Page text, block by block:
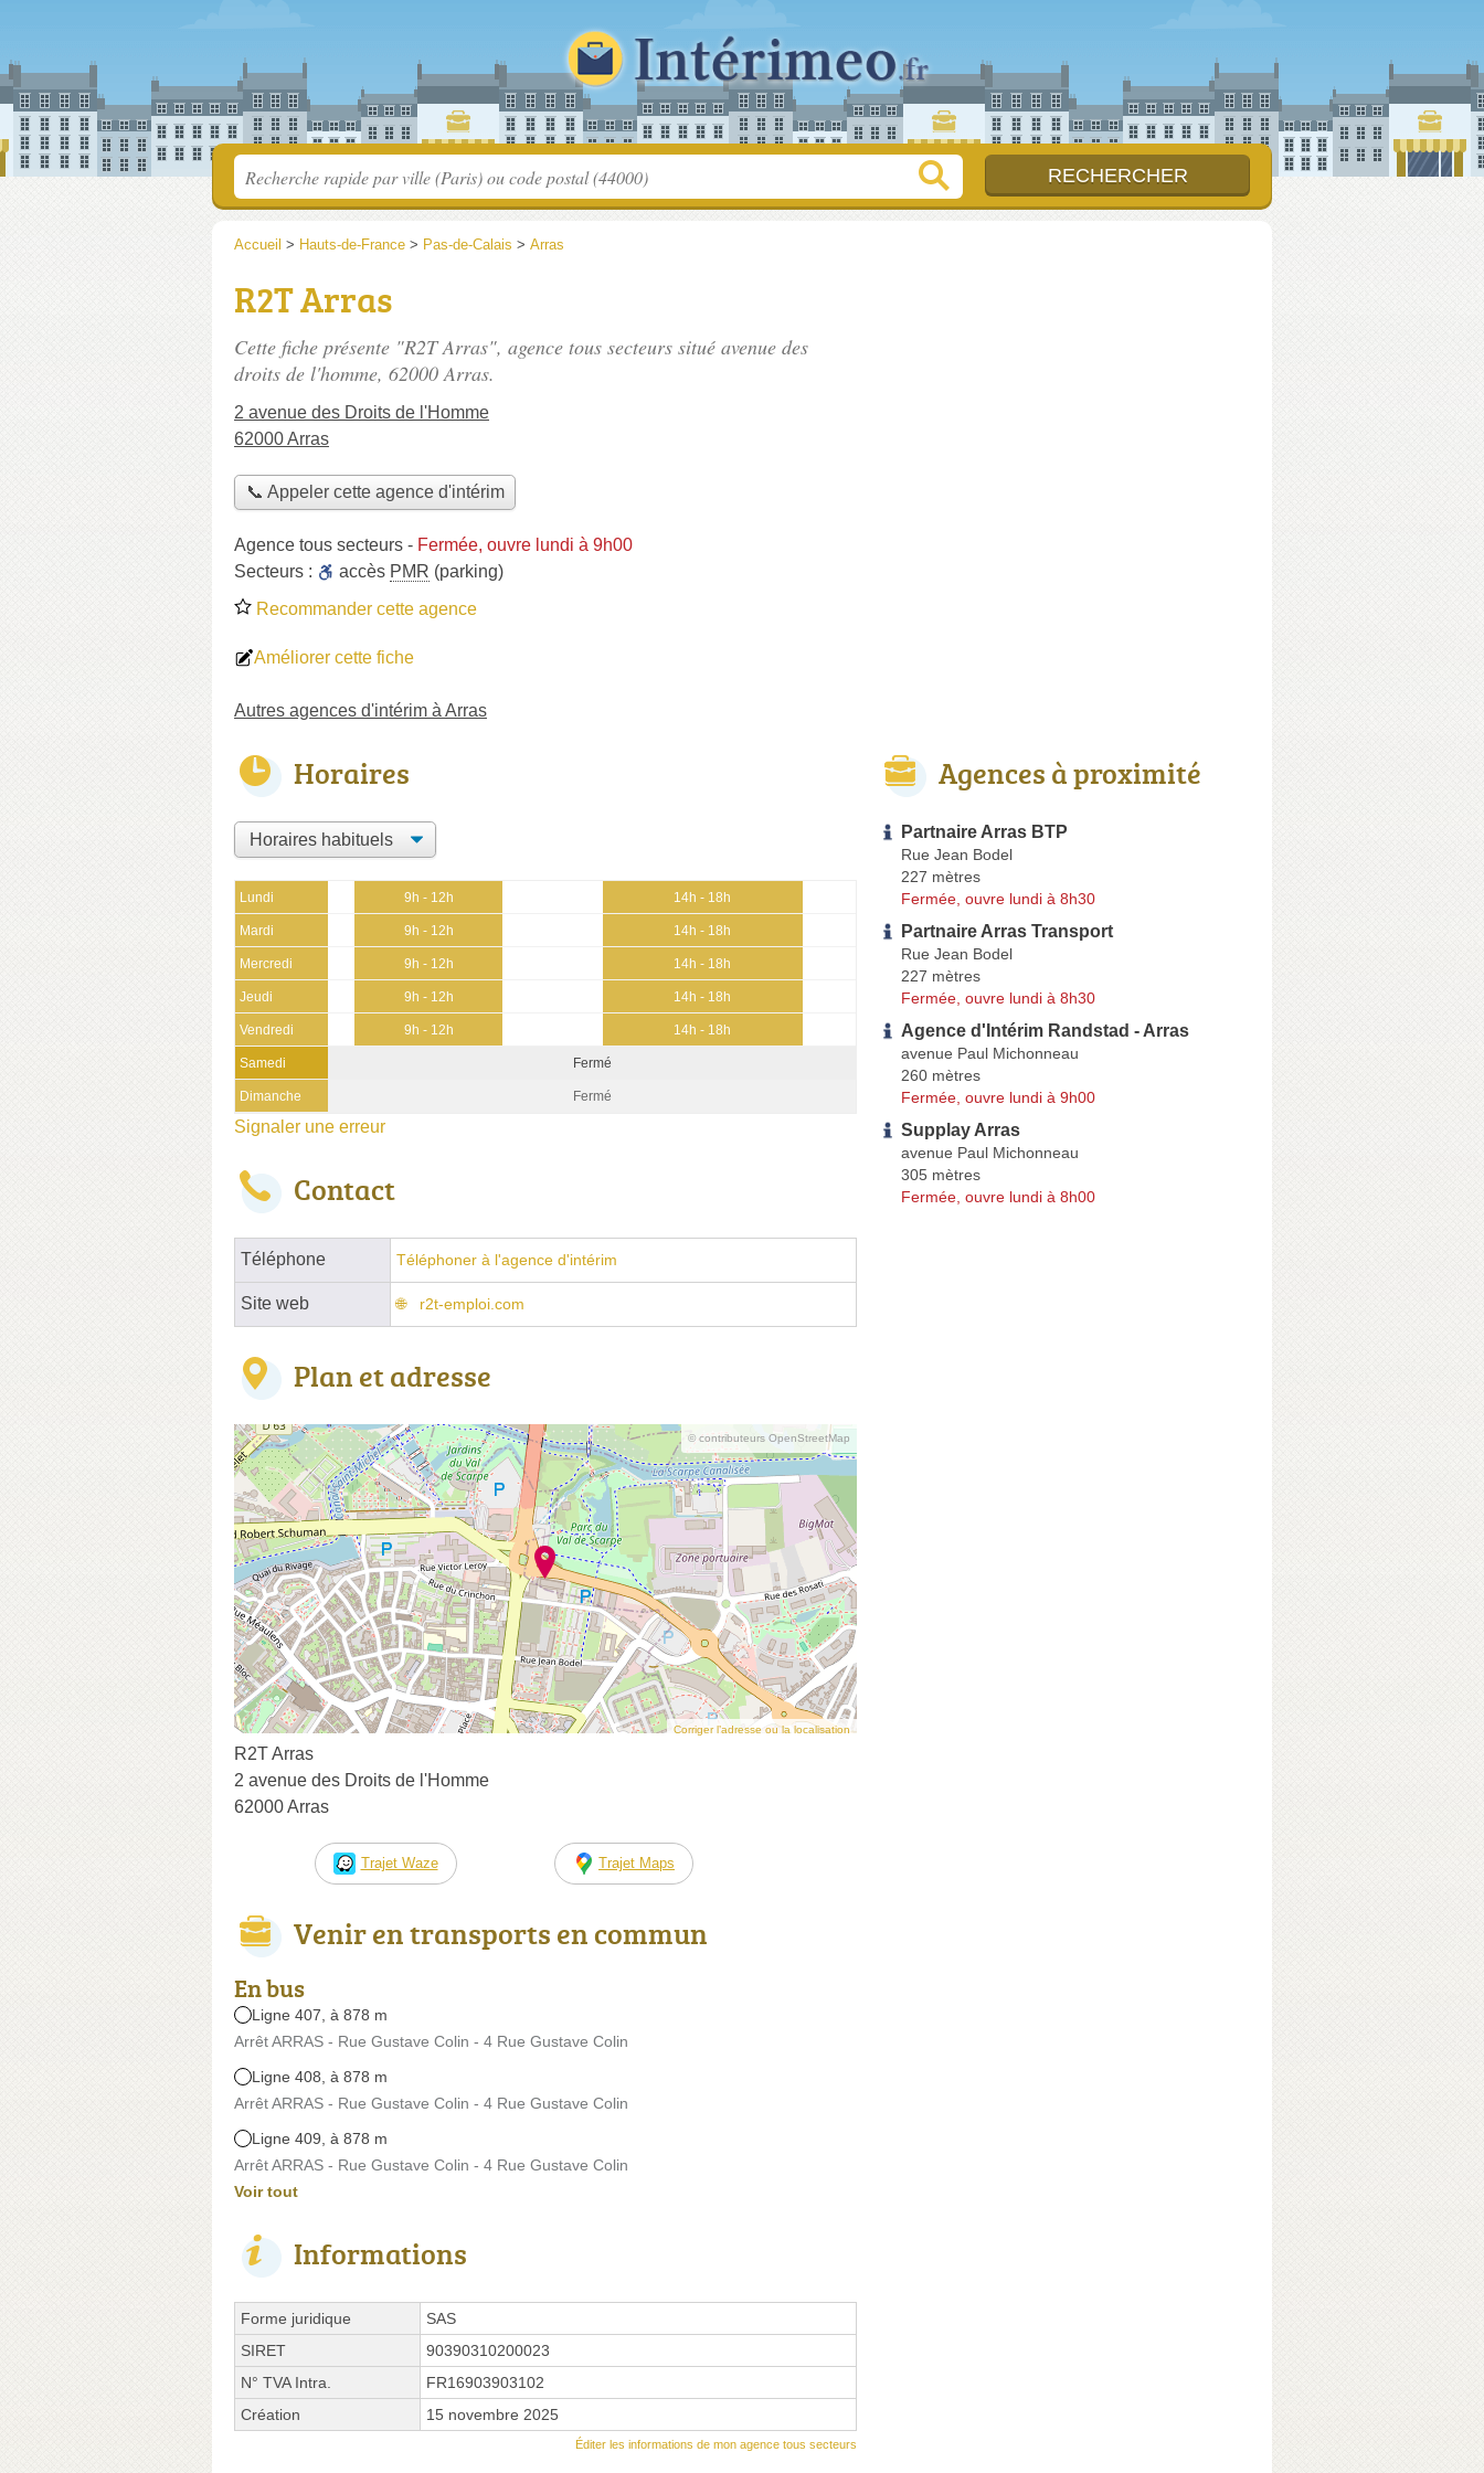
Accueil > Hauts-de-France > Pas-de-Calais > Arras
R2T Arras
Cette fiche présente "R2T Arras", agence tous secteurs situé avenue des
droits de l'homme, 62000 Arras.
2 avenue des Droits de l'Homme
62000 Arras
📞 Appeler cette agence d'intérim
Agence tous secteurs - Fermée, ouvre lundi à 9h00
Secteurs :
accès PMR (parking)
Recommander cette agence
Améliorer cette fiche
Autres agences d'intérim à Arras
Horaires
Lundi 9h - 12h 14h - 18h
Mardi 9h - 12h 14h - 18h
Mercredi 9h - 12h 14h - 18h
Jeudi 9h - 12h 14h - 18h
Vendredi 9h - 12h 14h - 18h
Samedi Fermé
Dimanche Fermé
Signaler une erreur
Contact
Téléphone Téléphoner à l'agence d'intérim
Site web r2t-emploi.com
Plan et adresse
© contributeurs OpenStreetMap
Corriger l’adresse ou la localisation
R2T Arras
2 avenue des Droits de l'Homme
62000 Arras
Trajet Waze Trajet Maps
Venir en transports en commun
En bus
Ligne 407, à 878 m
Arrêt ARRAS - Rue Gustave Colin - 4 Rue Gustave Colin
Ligne 408, à 878 m
Arrêt ARRAS - Rue Gustave Colin - 4 Rue Gustave Colin
Ligne 409, à 878 m
Arrêt ARRAS - Rue Gustave Colin - 4 Rue Gustave Colin
Voir tout
Informations
Forme juridique
SAS
SIRET
90390310200023
N° TVA Intra.
FR16903903102
Création
15 novembre 2025
Éditer les informations de mon agence tous secteurs
Agences à proximité
Partnaire Arras BTP
Rue Jean Bodel
227 mètres
Fermée, ouvre lundi à 8h30
Partnaire Arras Transport
Rue Jean Bodel
227 mètres
Fermée, ouvre lundi à 8h30
Agence d'Intérim Randstad - Arras
avenue Paul Michonneau
260 mètres
Fermée, ouvre lundi à 9h00
Supplay Arras
avenue Paul Michonneau
305 mètres
Fermée, ouvre lundi à 8h00